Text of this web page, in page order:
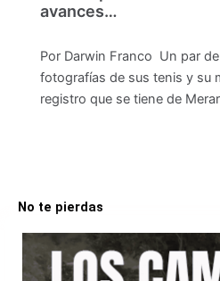
avances…
Por Darwin Franco Un par
fotografías de sus tenis y su
registro que se tiene de
No te pierdas